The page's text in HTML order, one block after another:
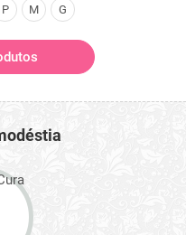
P M G